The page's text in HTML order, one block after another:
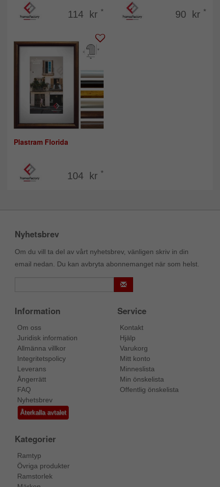
114 kr * 90 kr *
Plastram Florida
104 kr *
Nyhetsbrev
Om du vill ta del av vårt nyhetsbrev, vänligen skriv in din
email nedan. Du kan avbryta abonnemanget när som helst.
Information
Om oss
Juridisk information
Allmänna villkor
Integritetspolicy
Leverans
Ångerrätt
FAQ
Nyhetsbrev
Återkalla avtalet
Service
Kontakt
Hjälp
Varukorg
Mitt konto
Minneslista
Min önskelista
Offentlig önskelista
Kategorier
Ramtyp
Övriga produkter
Ramstorlek